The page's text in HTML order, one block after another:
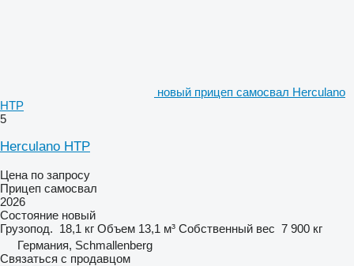
новый прицеп самосвал Herculano
HTP
5
Herculano HTP
Цена по запросу
Прицеп самосвал
2026
Состояние новый
Грузопод. 18,1 кг Объем 13,1 м³ Собственный вес 7 900 кг
Германия, Schmallenberg
Связаться с продавцом